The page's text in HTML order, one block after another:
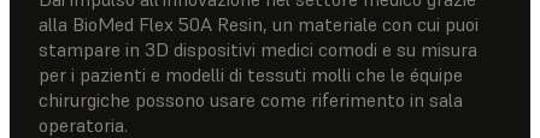
alla BioMed Flex 50A Resin, un materiale con cui puoi
stampare in 3D dispositivi medici comodi e su misura
per i pazienti e modelli di tessuti molli che le équipe
chirurgiche possono usare come riferimento in sala
operatoria.